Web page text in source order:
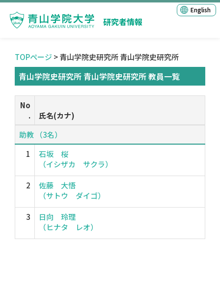
研究者情報
English
TOPページ > 青山学院史研究所 青山学院史研究所
青山学院史研究所 青山学院史研究所 教員一覧
No
.
氏名(カナ)
助教 （3名）
1
石坂 桜
（イシザカ サクラ）
2
佐藤 大悟
（サトウ ダイゴ）
3
日向 玲理
（ヒナタ レオ）